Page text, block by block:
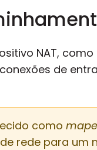
NAT,
de
como
rede para um